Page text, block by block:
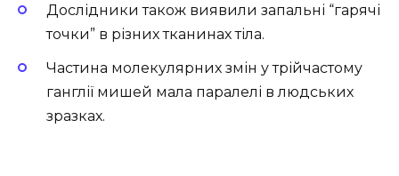
Дослідники також виявили запальні “гарячі
точки” в різних тканинах тіла.
Частина молекулярних змін у трійчастому
ганглії мишей мала паралелі в людських
зразках.